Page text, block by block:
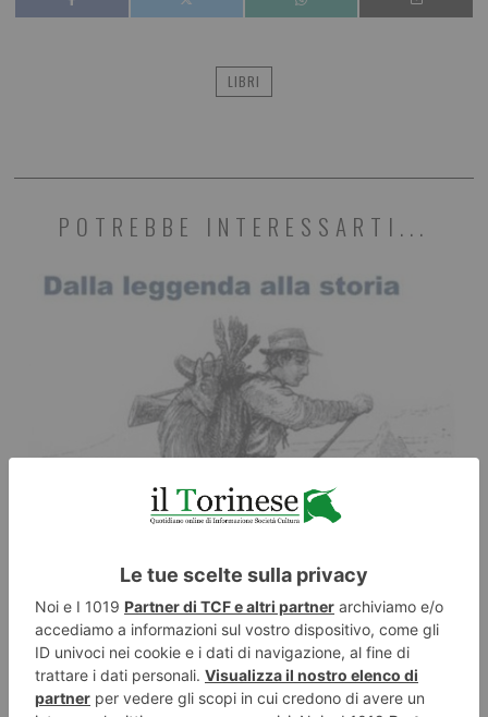
LIBRI
POTREBBE INTERESSARTI...
Pietro Pisano e il Coda Rossa, storia di fame e coraggio